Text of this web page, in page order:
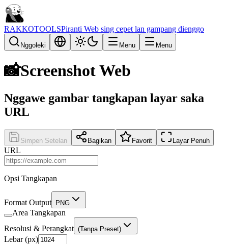
RAKKOTOOLSPiranti Web sing cepet lan gampang dienggo
Nggoleki Menu Menu
📸Screenshot Web
Nggawe gambar tangkapan layar saka
URL
Simpen Setelan Bagikan Favorit Layar Penuh
URL
Opsi Tangkapan
Format Output PNG
Area Tangkapan
Resolusi & Perangkat (Tanpa Preset)
Lebar (px)